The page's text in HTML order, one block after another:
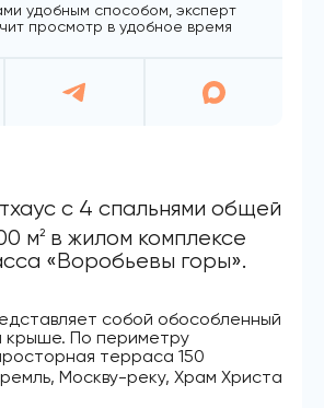
с 4 спальнями общей
м2 в жилом комплексе
«Воробьевы горы».
собой обособленный
крыше. По периметру
терраса 150
Москву-реку, Храм Христа
удобным способом, эксперт
просмотр в удобное время